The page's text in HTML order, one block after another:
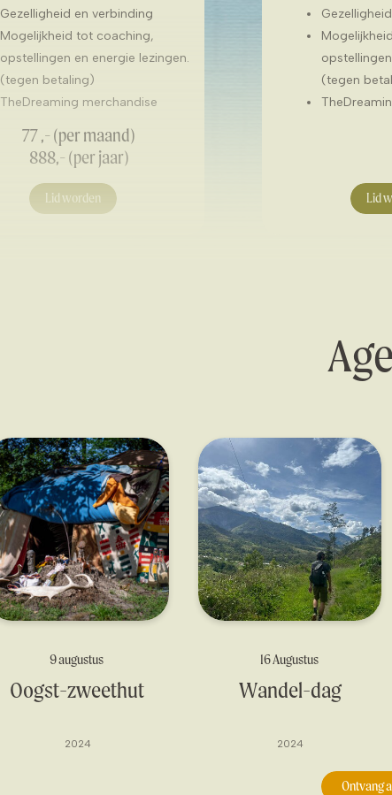
Gezelligheid en verbinding
Mogelijkheid tot coaching,
opstellingen en energie lezingen.
(tegen betaling)
TheDreaming merchandise
Lid worden
77 ,- (per maand)
888,- (per jaar)
(tegen
Lid
Oogst-zweethut
9 augustus
2024
Wandel-dag
16 Augustus
2024
Ontvang